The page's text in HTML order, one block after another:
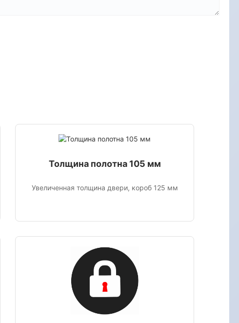
Толщина полотна 105 мм
Увеличенная толщина двери, короб 125 мм